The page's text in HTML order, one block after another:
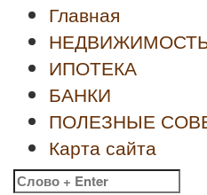
Главная
ИПОТЕКА
БАНКИ
ПОЛЕЗНЫЕ
Карта сайта
Найти: